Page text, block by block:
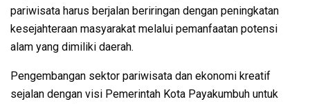
pariwisata harus berjalan beriringan dengan peningkatan
kesejahteraan masyarakat melalui pemanfaatan potensi
alam yang dimiliki daerah.
Pengembangan sektor pariwisata dan ekonomi kreatif
sejalan dengan visi Pemerintah Kota Payakumbuh untuk